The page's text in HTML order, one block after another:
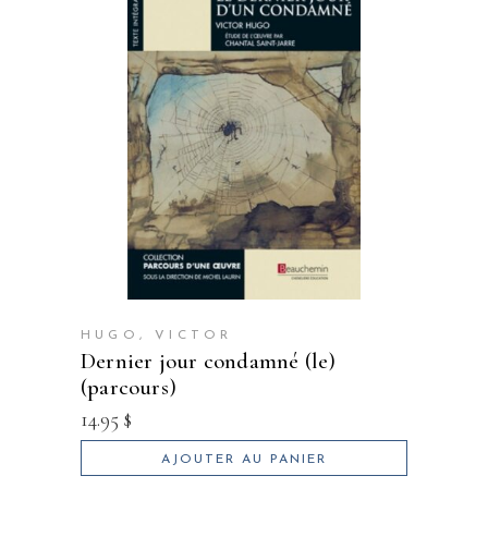
HUGO, VICTOR
dernier jour condamné (le)
(parcours)
14.95 $
AJOUTER AU PANIER